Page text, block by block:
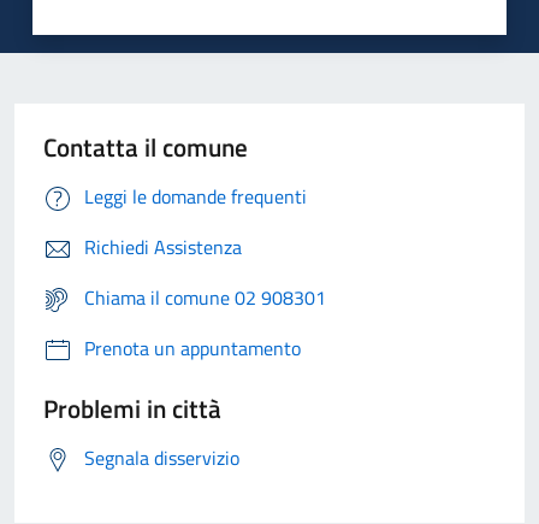
Contatta il comune
Leggi le domande frequenti
Richiedi Assistenza
Chiama il comune 02 908301
Prenota un appuntamento
Problemi in città
Segnala disservizio